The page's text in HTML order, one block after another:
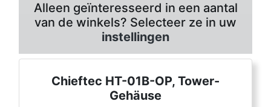
Alleen geïnteresseerd in een aantal
van de winkels? Selecteer ze in uw
instellingen
Chieftec HT-01B-OP, Tower-
Gehäuse